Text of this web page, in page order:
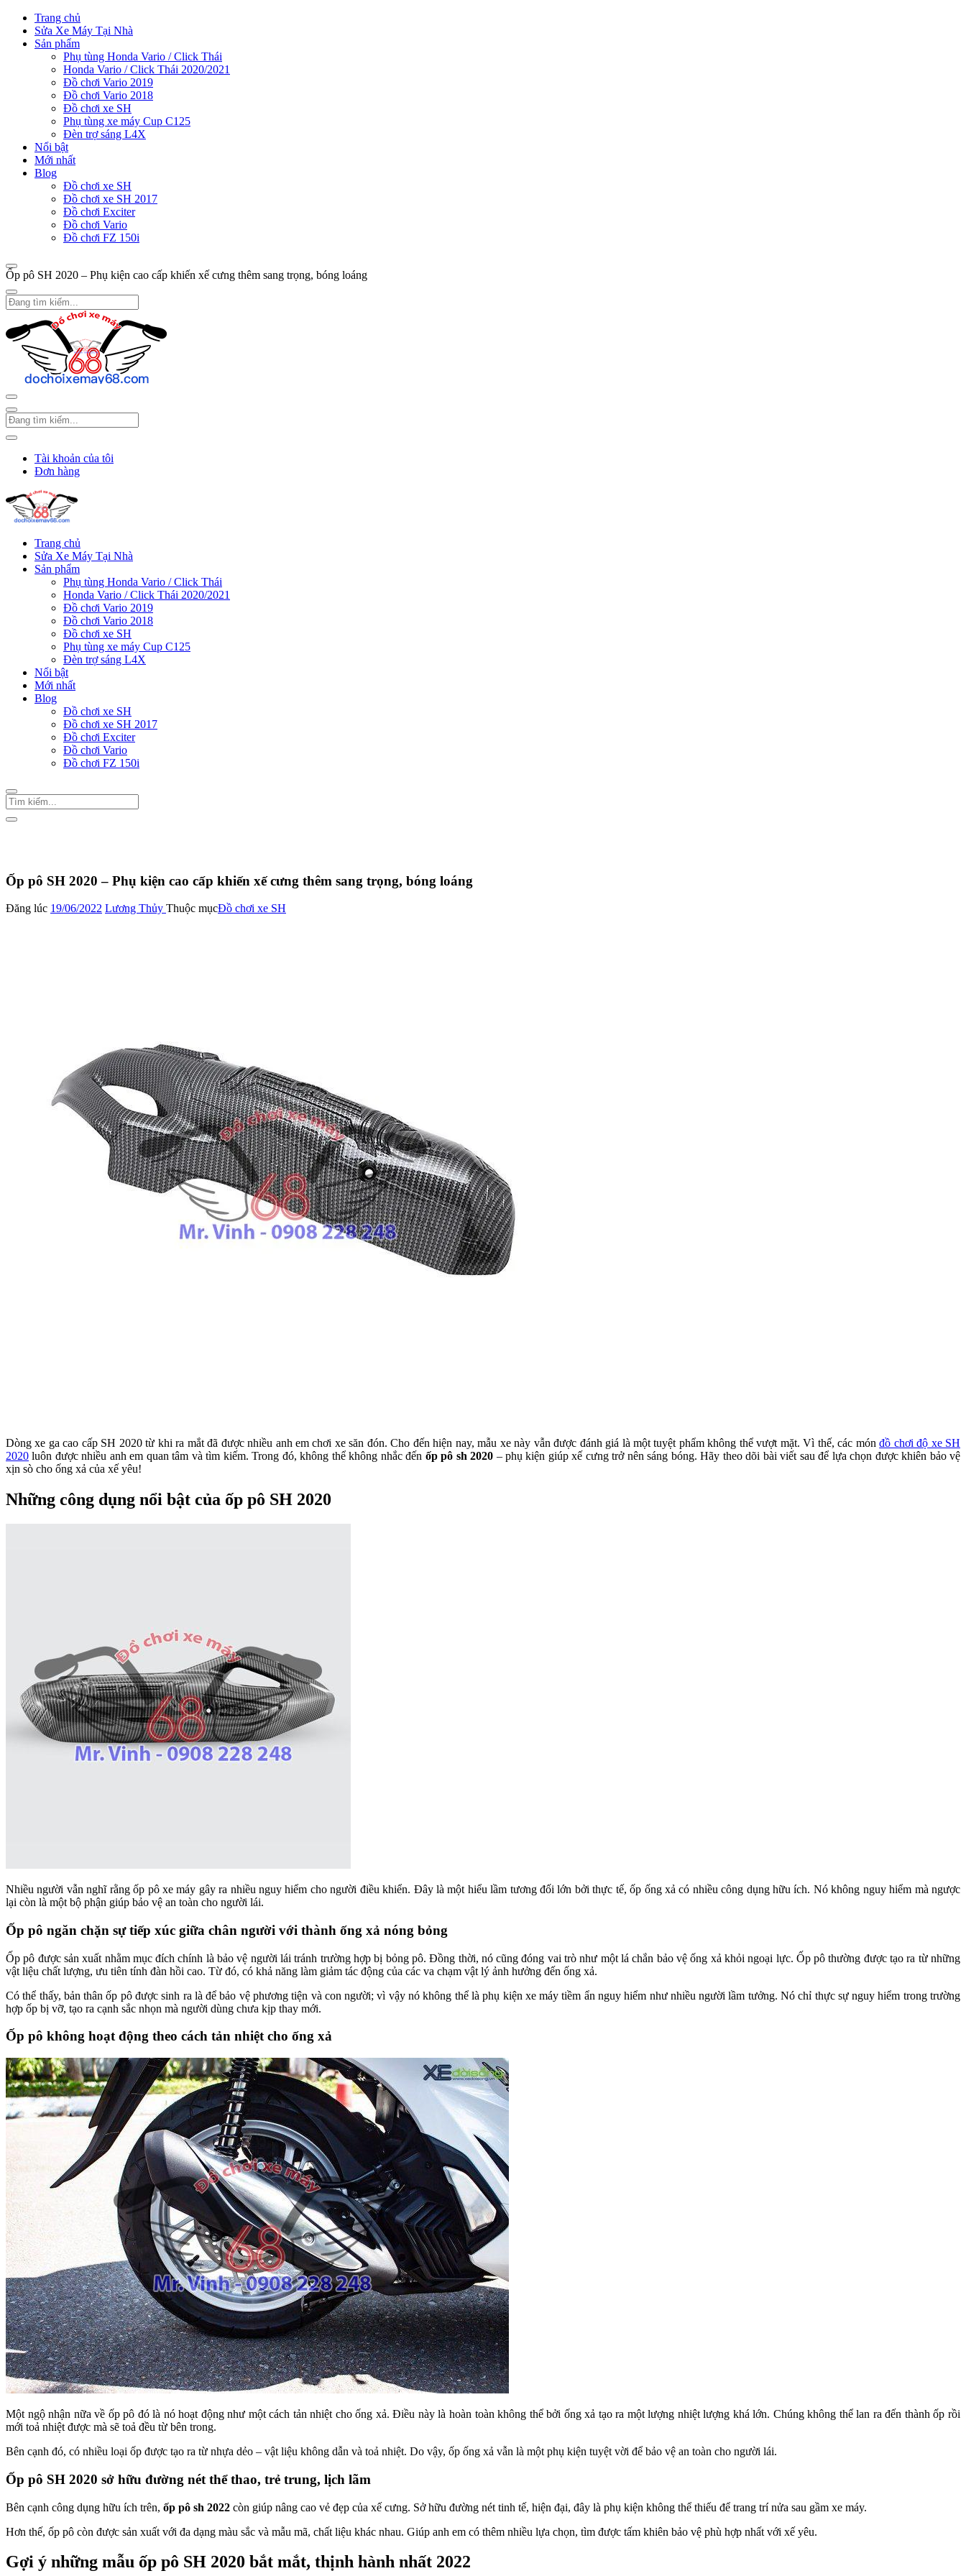
Trang chủ
Sửa Xe Máy Tại Nhà
Sản phẩm
Phụ tùng Honda Vario / Click Thái
Honda Vario / Click Thái 2020/2021
Đồ chơi Vario 2019
Đồ chơi Vario 2018
Đồ chơi xe SH
Phụ tùng xe máy Cup C125
Đèn trợ sáng L4X
Nổi bật
Mới nhất
Blog
Đồ chơi xe SH
Đồ chơi xe SH 2017
Đồ chơi Exciter
Đồ chơi Vario
Đồ chơi FZ 150i
Ốp pô SH 2020 – Phụ kiện cao cấp khiến xế cưng thêm sang trọng, bóng loáng
Tài khoản của tôi
Đơn hàng
Trang chủ
Sửa Xe Máy Tại Nhà
Sản phẩm
Phụ tùng Honda Vario / Click Thái
Honda Vario / Click Thái 2020/2021
Đồ chơi Vario 2019
Đồ chơi Vario 2018
Đồ chơi xe SH
Phụ tùng xe máy Cup C125
Đèn trợ sáng L4X
Nổi bật
Mới nhất
Blog
Đồ chơi xe SH
Đồ chơi xe SH 2017
Đồ chơi Exciter
Đồ chơi Vario
Đồ chơi FZ 150i
Ốp pô SH 2020 – Phụ kiện cao cấp khiến xế cưng thêm sang trọng, bóng loáng
Đăng lúc 19/06/2022 Lương Thủy Thuộc mụcĐồ chơi xe SH
Dòng xe ga cao cấp SH 2020 từ khi ra mắt đã được nhiều anh em chơi xe săn đón. Cho đến hiện nay, mẫu xe này vẫn được đánh giá là một tuyệt phẩm không thể vượt mặt. Vì thế, các mónđồ chơi độ xe SH
2020 luôn được nhiều anh em quan tâm và tìm kiếm. Trong đó, không thể không nhắc đến ốp pô sh 2020 – phụ kiện giúp xế cưng trở nên sáng bóng. Hãy theo dõi bài viết sau để lựa chọn được khiên bảo vệ
xịn sò cho ống xả của xế yêu!
Những công dụng nổi bật của ốp pô SH 2020
Nhiều người vẫn nghĩ rằng ốp pô xe máy gây ra nhiều nguy hiểm cho người điều khiển. Đây là một hiểu lầm tương đối lớn bởi thực tế, ốp ống xả có nhiều công dụng hữu ích. Nó không nguy hiểm mà ngược
lại còn là một bộ phận giúp bảo vệ an toàn cho người lái.
Ốp pô ngăn chặn sự tiếp xúc giữa chân người với thành ống xả nóng bỏng
Ốp pô được sản xuất nhằm mục đích chính là bảo vệ người lái tránh trường hợp bị bỏng pô. Đồng thời, nó cũng đóng vai trò như một lá chắn bảo vệ ống xả khỏi ngoại lực. Ốp pô thường được tạo ra từ những
vật liệu chất lượng, ưu tiên tính đàn hồi cao. Từ đó, có khả năng làm giảm tác động của các va chạm vật lý ảnh hưởng đến ống xả.
Có thể thấy, bản thân ốp pô được sinh ra là để bảo vệ phương tiện và con người; vì vậy nó không thể là phụ kiện xe máy tiềm ẩn nguy hiểm như nhiều người lầm tưởng. Nó chỉ thực sự nguy hiểm trong trường
hợp ốp bị vỡ, tạo ra cạnh sắc nhọn mà người dùng chưa kịp thay mới.
Ốp pô không hoạt động theo cách tản nhiệt cho ống xả
Một ngộ nhận nữa về ốp pô đó là nó hoạt động như một cách tản nhiệt cho ống xả. Điều này là hoàn toàn không thể bởi ống xả tạo ra một lượng nhiệt lượng khá lớn. Chúng không thể lan ra đến thành ốp rồi
mới toả nhiệt được mà sẽ toả đều từ bên trong.
Bên cạnh đó, có nhiều loại ốp được tạo ra từ nhựa dẻo – vật liệu không dẫn và toả nhiệt. Do vậy, ốp ống xả vẫn là một phụ kiện tuyệt vời để bảo vệ an toàn cho người lái.
Ốp pô SH 2020 sở hữu đường nét thể thao, trẻ trung, lịch lãm
Bên cạnh công dụng hữu ích trên, ốp pô sh 2022 còn giúp nâng cao vẻ đẹp của xế cưng. Sở hữu đường nét tinh tế, hiện đại, đây là phụ kiện không thể thiếu để trang trí nửa sau gầm xe máy.
Hơn thế, ốp pô còn được sản xuất với đa dạng màu sắc và mẫu mã, chất liệu khác nhau. Giúp anh em có thêm nhiều lựa chọn, tìm được tấm khiên bảo vệ phù hợp nhất với xế yêu.
Gợi ý những mẫu ốp pô SH 2020 bắt mắt, thịnh hành nhất 2022